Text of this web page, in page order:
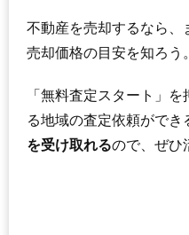
不動産を売却するなら、
売却価格の目安を知ろう。
「無料査定スタート」
る地域の査定依頼ができ
を受け取れるので、ぜひ